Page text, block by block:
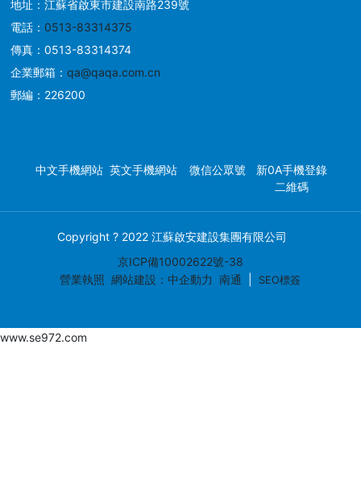
地址：江蘇省啟東市建設南路239號
電話： 0513-83314375
傳真：0513-83314374
企業郵箱：qa@qaqa.com.cn
郵編：226200
中文手機網站 英文手機網站 微信公眾號
新0A手機登錄
二維碼
Copyright ? 2022 江蘇啟安建設集團有限公司
京ICP備10002622號-38
營業執照 網站建設：中企動力 南通 SEO標簽
www.se972.com